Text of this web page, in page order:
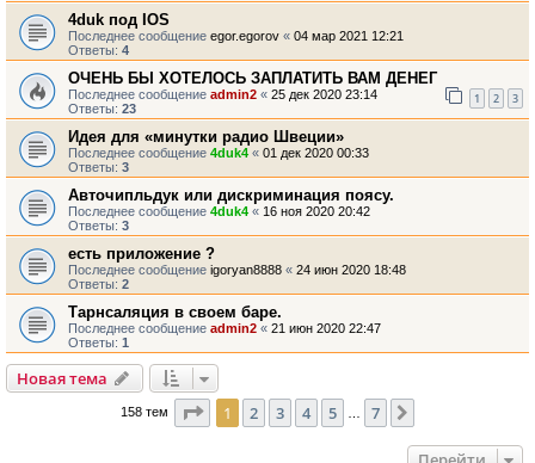
4duk под IOS
Последнее сообщение egor.egorov « 04 мар 2021 12:21
Ответы: 4
ОЧЕНЬ БЫ ХОТЕЛОСЬ ЗАПЛАТИТЬ ВАМ ДЕНЕГ
Последнее сообщение admin2 « 25 дек 2020 23:14
Ответы: 23
1 2 3
Идея для «минутки радио Швеции»
Последнее сообщение 4duk4 « 01 дек 2020 00:33
Ответы: 3
Авточипльдук или дискриминация поясу.
Последнее сообщение 4duk4 « 16 ноя 2020 20:42
Ответы: 3
есть приложение ?
Последнее сообщение igoryan8888 « 24 июн 2020 18:48
Ответы: 2
Тарнсаляция в своем баре.
Последнее сообщение admin2 « 21 июн 2020 22:47
Ответы: 1
Новая тема
158 тем Страница из
1 2 3 4 5 7